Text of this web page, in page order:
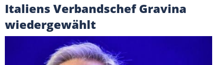
Italiens Verbandschef Gravina
wiedergewählt